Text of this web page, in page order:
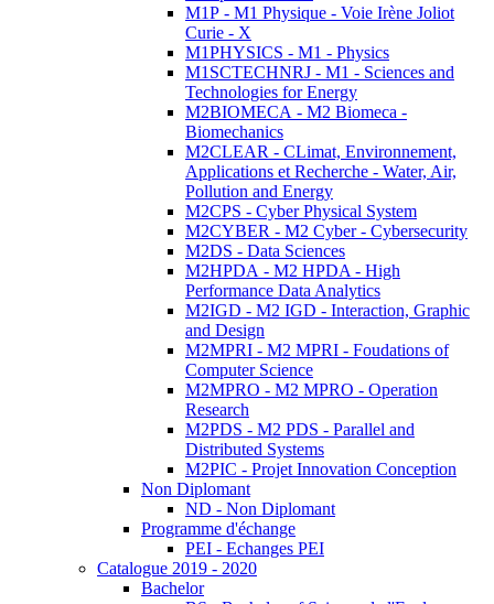
M1P - M1 Physique - Voie Irène Joliot
Curie - X
M1PHYSICS - M1 - Physics
M1SCTECHNRJ - M1 - Sciences and
Technologies for Energy
M2BIOMECA - M2 Biomeca -
Biomechanics
M2CLEAR - CLimat, Environnement,
Applications et Recherche - Water, Air,
Pollution and Energy
M2CPS - Cyber Physical System
M2CYBER - M2 Cyber - Cybersecurity
M2DS - Data Sciences
M2HPDA - M2 HPDA - High
Performance Data Analytics
M2IGD - M2 IGD - Interaction, Graphic
and Design
M2MPRI - M2 MPRI - Foudations of
Computer Science
M2MPRO - M2 MPRO - Operation
Research
M2PDS - M2 PDS - Parallel and
Distributed Systems
M2PIC - Projet Innovation Conception
Non Diplomant
ND - Non Diplomant
Programme d'échange
PEI - Echanges PEI
Catalogue 2019 - 2020
Bachelor